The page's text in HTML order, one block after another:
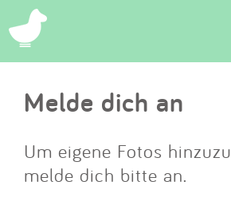
Suchen
Eintragen
App
Melde dich an
Um eigene Fotos
melde dich bitte an.